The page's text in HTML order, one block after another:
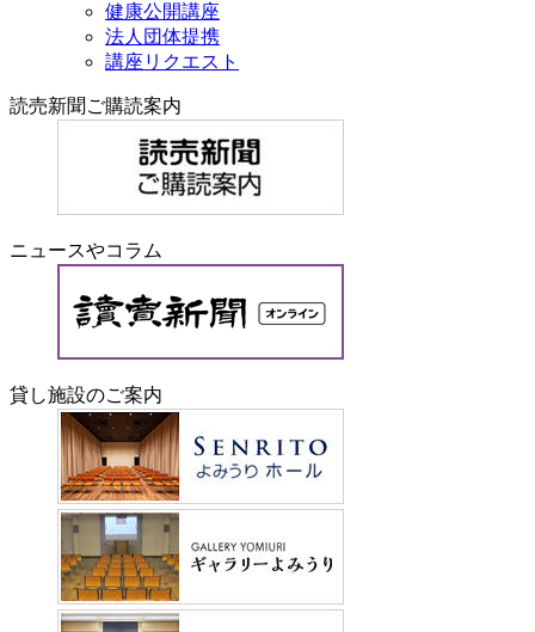
健康公開講座
法人団体提携
講座リクエスト
読売新聞ご購読案内
ニュースやコラム
貸し施設のご案内